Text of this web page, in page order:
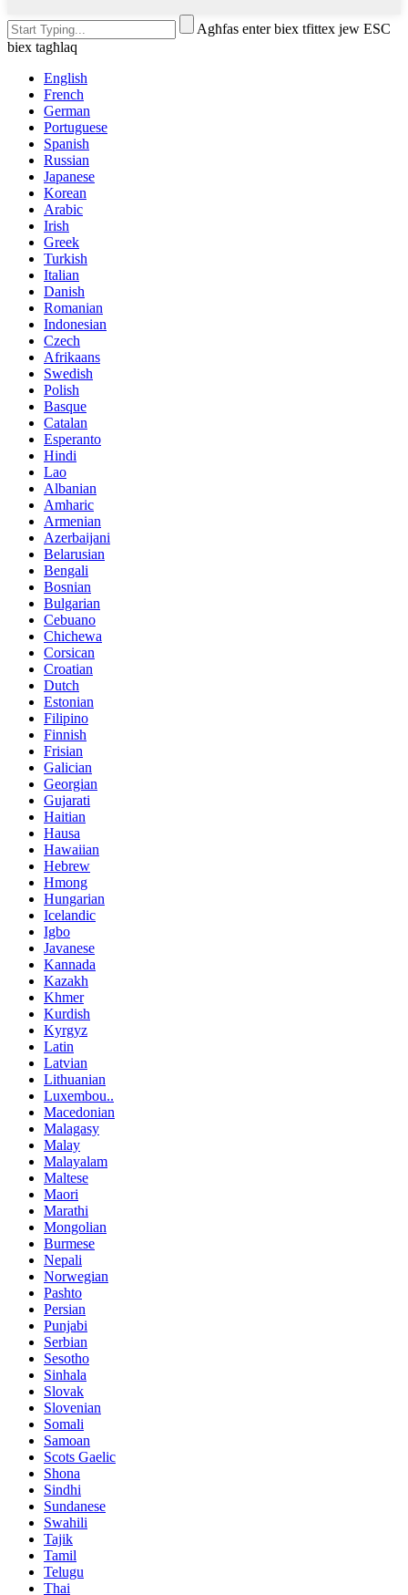
Agħfas enter biex tfittex jew ESC
biex tagħlaq
English
French
German
Portuguese
Spanish
Russian
Japanese
Korean
Arabic
Irish
Greek
Turkish
Italian
Danish
Romanian
Indonesian
Czech
Afrikaans
Swedish
Polish
Basque
Catalan
Esperanto
Hindi
Lao
Albanian
Amharic
Armenian
Azerbaijani
Belarusian
Bengali
Bosnian
Bulgarian
Cebuano
Chichewa
Corsican
Croatian
Dutch
Estonian
Filipino
Finnish
Frisian
Galician
Georgian
Gujarati
Haitian
Hausa
Hawaiian
Hebrew
Hmong
Hungarian
Icelandic
Igbo
Javanese
Kannada
Kazakh
Khmer
Kurdish
Kyrgyz
Latin
Latvian
Lithuanian
Luxembou..
Macedonian
Malagasy
Malay
Malayalam
Maltese
Maori
Marathi
Mongolian
Burmese
Nepali
Norwegian
Pashto
Persian
Punjabi
Serbian
Sesotho
Sinhala
Slovak
Slovenian
Somali
Samoan
Scots Gaelic
Shona
Sindhi
Sundanese
Swahili
Tajik
Tamil
Telugu
Thai